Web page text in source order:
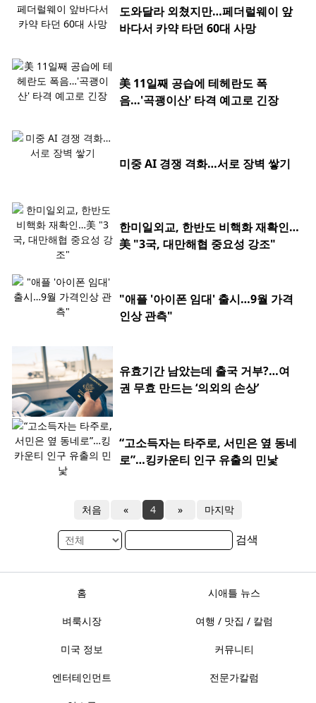
도와달라 외쳤지만…페더럴웨이 앞
바다서 카약 타던 60대 사망
美 11일째 공습에 테헤란도 폭
음…'곡괭이산' 타격 예고로 긴장
미중 AI 경쟁 격화…서로 장벽 쌓기
한미일외교, 한반도 비핵화 재확인…
美 "3국, 대만해협 중요성 강조"
"애플 '아이폰 임대' 출시…9월 가격
인상 관측"
유효기간 남았는데 출국 거부?…여
권 무효 만드는 ‘의외의 손상’
“고소득자는 타주로, 서민은 옆 동네
로”…킹카운티 인구 유출의 민낯
처음 « 4 » 마지막
검색
홈 시애틀 뉴스
벼룩시장 여행 / 맛집 / 칼럼
미국 정보 커뮤니티
엔터테인먼트 전문가칼럼